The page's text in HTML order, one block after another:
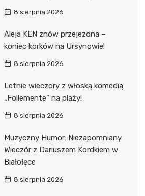
8 sierpnia 2026
Aleja KEN znów przejezdna –
koniec korków na Ursynowie!
8 sierpnia 2026
Letnie wieczory z włoską komedią:
„Follemente” na plaży!
8 sierpnia 2026
Muzyczny Humor: Niezapomniany
Wieczór z Dariuszem Kordkiem w
Białołęce
8 sierpnia 2026